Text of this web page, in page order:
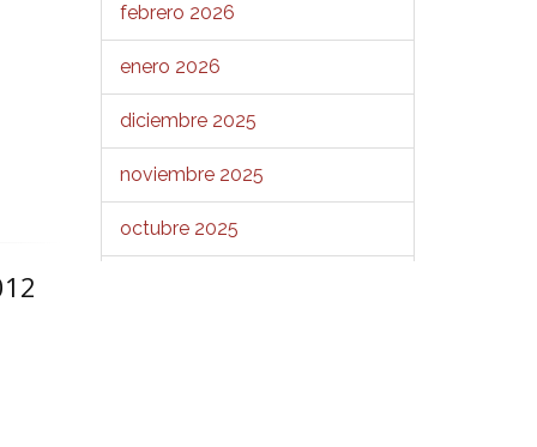
febrero 2026
enero 2026
diciembre 2025
noviembre 2025
octubre 2025